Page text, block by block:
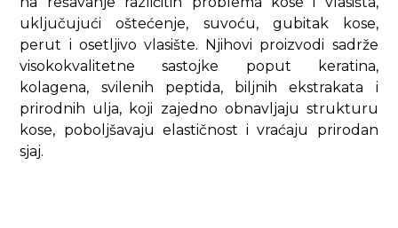
uključujući oštećenje, suvoću, gubitak kose,
perut i osetljivo vlasište. Njihovi proizvodi sadrže
visokokvalitetne sastojke poput keratina,
kolagena, svilenih peptida, biljnih ekstrakata i
prirodnih ulja, koji zajedno obnavljaju strukturu
kose, poboljšavaju elastičnost i vraćaju prirodan
sjaj.